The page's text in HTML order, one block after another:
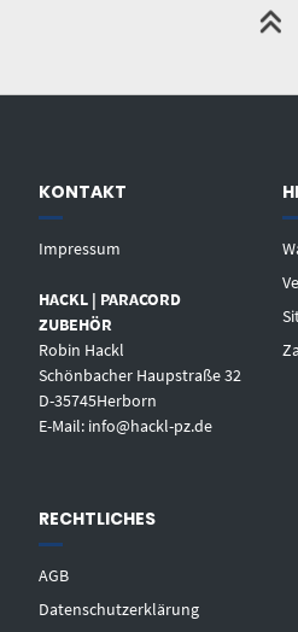
KONTAKT
Impressum
HACKL | PARACORD
ZUBEHÖR
Robin Hackl
Schönbacher Haupstraße 32
D-35745Herborn
E-Mail: info@hackl-pz.de
RECHTLICHES
AGB
Datenschutzerklärung